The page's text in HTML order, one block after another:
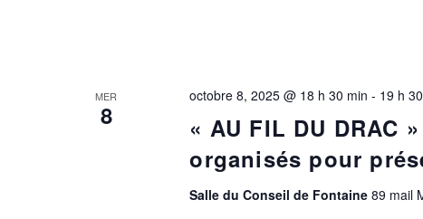
MER
8
« AU FIL DU DRAC
organisés pour
octobre 8, 2025 @ 18 h 30 min - 19 h
Salle du Conseil de Fontaine89 mail